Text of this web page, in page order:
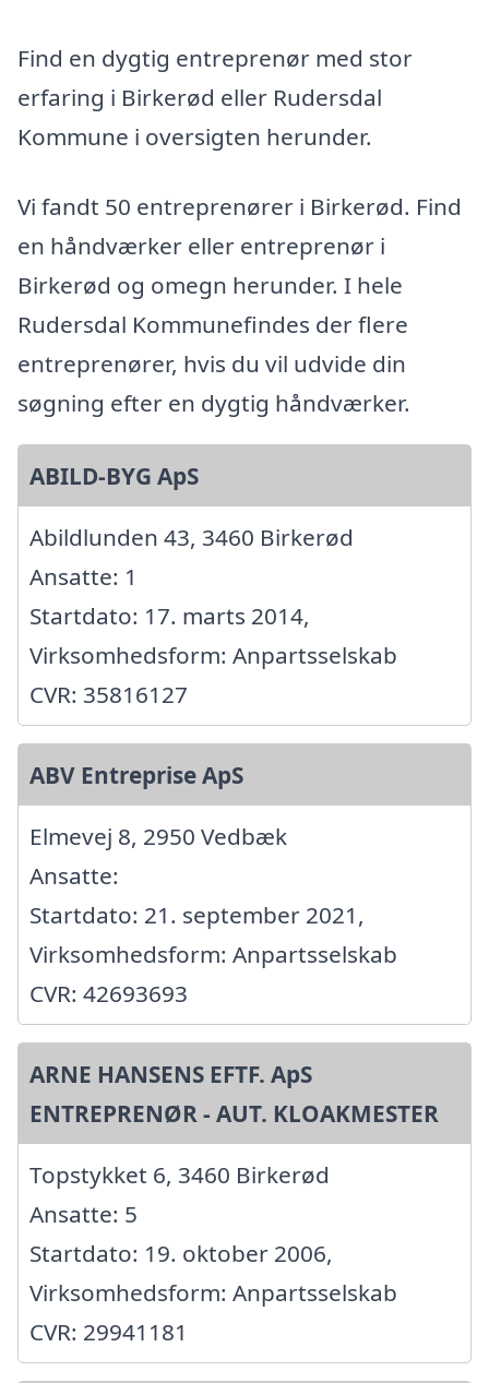
Find en dygtig entreprenør med stor
erfaring i Birkerød eller Rudersdal
Kommune i oversigten herunder.
Vi fandt 50 entreprenører i Birkerød. Find
en håndværker eller entreprenør i
Birkerød og omegn herunder. I hele
Rudersdal Kommunefindes der flere
entreprenører, hvis du vil udvide din
søgning efter en dygtig håndværker.
ABILD-BYG ApS
Abildlunden 43, 3460 Birkerød
Ansatte: 1
Startdato: 17. marts 2014,
Virksomhedsform: Anpartsselskab
CVR: 35816127
ABV Entreprise ApS
Elmevej 8, 2950 Vedbæk
Ansatte:
Startdato: 21. september 2021,
Virksomhedsform: Anpartsselskab
CVR: 42693693
ARNE HANSENS EFTF. ApS
ENTREPRENØR - AUT. KLOAKMESTER
Topstykket 6, 3460 Birkerød
Ansatte: 5
Startdato: 19. oktober 2006,
Virksomhedsform: Anpartsselskab
CVR: 29941181